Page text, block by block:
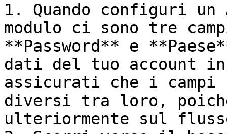
1. Quando configuri
modulo ci sono tre
**Password** e
dati del tuo account
assicurati che i campi
diversi tra loro,
ulteriormente sul